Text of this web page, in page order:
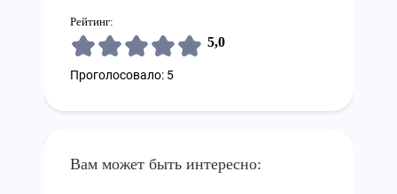
Рейтинг:
5,0
Проголосовало: 5
Вам может быть интересно: